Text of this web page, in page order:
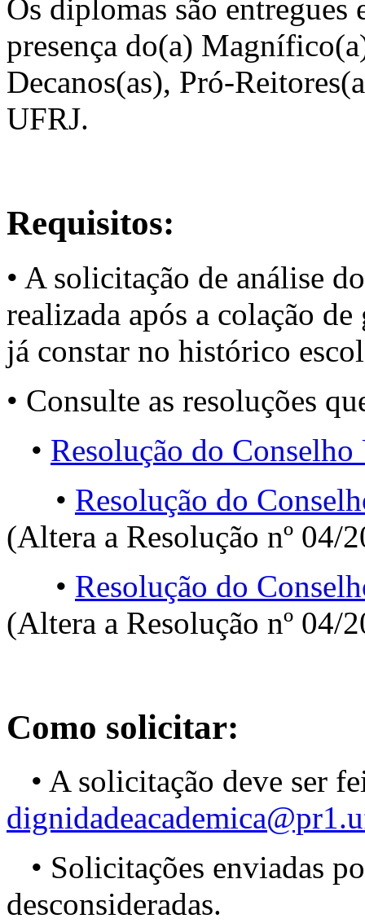
Os diplomas são entregues
presença do(a)
Decanos(as), Pró-
UFRJ.
Requisitos:
• A solicitação de análise
realizada após a colação
já constar no histórico
• Consulte as resoluções
• Resolução do
• Resolução do
(Altera a Resolução nº 04/
• Resolução do
(Altera a Resolução nº 04/
Como solicitar:
• A solicitação deve ser
• Solicitações enviadas
desconsideradas.